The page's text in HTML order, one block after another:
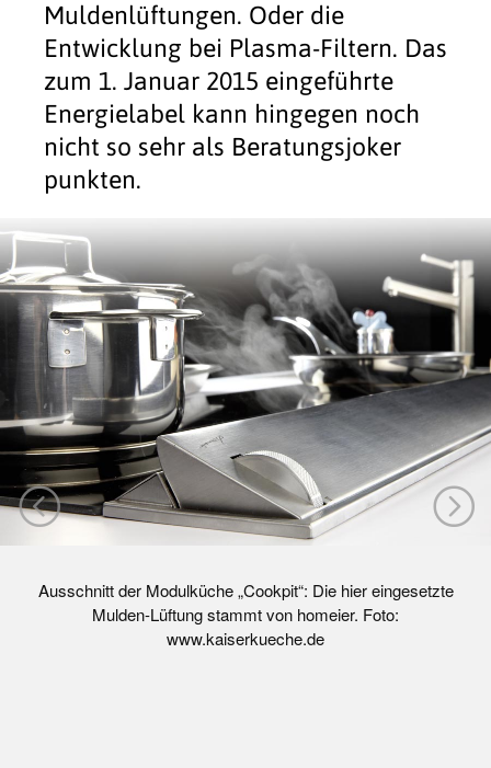
Muldenlüftungen. Oder die
Entwicklung bei Plasma-Filtern. Das
zum 1. Januar 2015 eingeführte
Energielabel kann hingegen noch
nicht so sehr als Beratungsjoker
punkten.
Ausschnitt der Modulküche „Cookpit“: Die hier eingesetzte
Mulden-Lüftung stammt von homeier. Foto:
www.kaiserkueche.de